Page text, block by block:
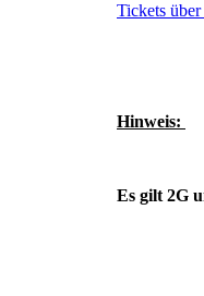
Tickets
Hinweis:
Es gilt 2G